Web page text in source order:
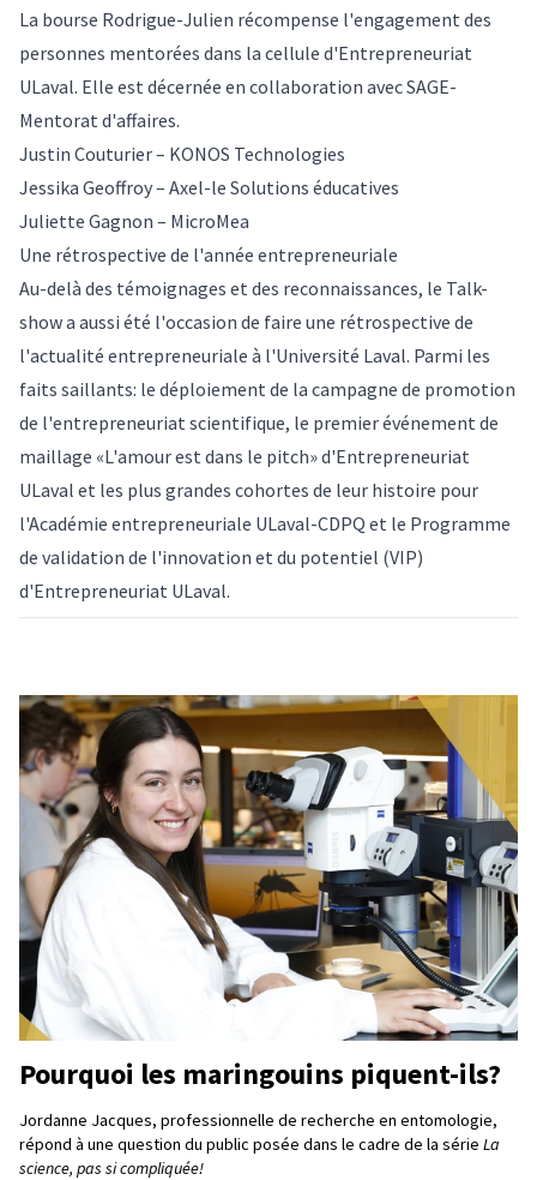
La bourse Rodrigue-Julien récompense l'engagement des
personnes mentorées dans la cellule d'Entrepreneuriat
ULaval. Elle est décernée en collaboration avec SAGE-
Mentorat d'affaires.
Justin Couturier – KONOS Technologies
Jessika Geoffroy – Axel-le Solutions éducatives
Juliette Gagnon – MicroMea
Une rétrospective de l'année entrepreneuriale
Au-delà des témoignages et des reconnaissances, le Talk-
show a aussi été l'occasion de faire une rétrospective de
l'actualité entrepreneuriale à l'Université Laval. Parmi les
faits saillants: le déploiement de la campagne de promotion
de l'entrepreneuriat scientifique, le premier événement de
maillage «L'amour est dans le pitch» d'Entrepreneuriat
ULaval et les plus grandes cohortes de leur histoire pour
l'Académie entrepreneuriale ULaval-CDPQ et le Programme
de validation de l'innovation et du potentiel (VIP)
d'Entrepreneuriat ULaval.
Pourquoi les maringouins piquent-ils?
Jordanne Jacques, professionnelle de recherche en entomologie,
répond à une question du public posée dans le cadre de la série La
science, pas si compliquée!